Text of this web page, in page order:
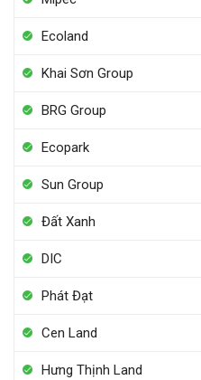
Ecoland
Khai Sơn Group
BRG Group
Ecopark
Sun Group
Đất Xanh
DIC
Phát Đạt
Cen Land
Hưng Thịnh Land